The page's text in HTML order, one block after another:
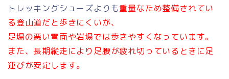
トレッキングシューズよりも重量なため整備されてい
る登山道だと歩きにくいが、
足場の悪い雪面や岩場では歩きやすくなっています。
また、長期縦走により足腰が疲れ切っているときに足
運びが安定します。